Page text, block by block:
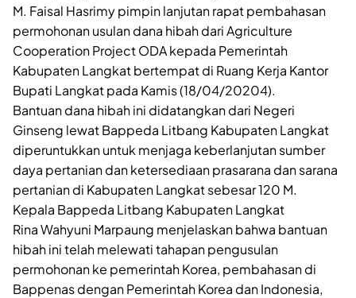
M. Faisal Hasrimy pimpin lanjutan rapat pembahasan
permohonan usulan dana hibah dari Agriculture
Cooperation Project ODA kepada Pemerintah
Kabupaten Langkat bertempat di Ruang Kerja Kantor
Bupati Langkat pada Kamis (18/04/20204).
Bantuan dana hibah ini didatangkan dari Negeri
Ginseng lewat Bappeda Litbang Kabupaten Langkat
diperuntukkan untuk menjaga keberlanjutan sumber
daya pertanian dan ketersediaan prasarana dan sarana
pertanian di Kabupaten Langkat sebesar 120 M.
Kepala Bappeda Litbang Kabupaten Langkat
Rina Wahyuni Marpaung menjelaskan bahwa bantuan
hibah ini telah melewati tahapan pengusulan
permohonan ke pemerintah Korea, pembahasan di
Bappenas dengan Pemerintah Korea dan Indonesia,